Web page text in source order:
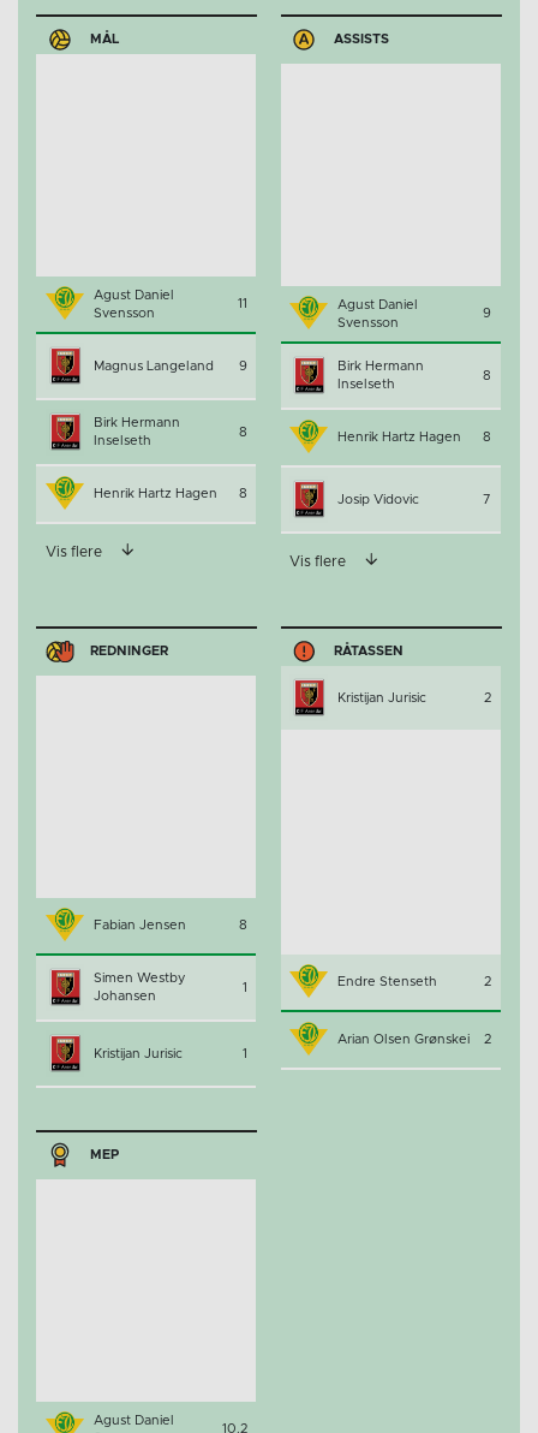
MÅL
Agust Daniel
Svensson
11
Magnus Langeland 9
Birk Hermann
Inselseth
8
Henrik Hartz Hagen 8
Vis flere
ASSISTS
Agust Daniel
Svensson
9
Birk Hermann
Inselseth
8
Henrik Hartz Hagen 8
Josip Vidovic 7
Vis flere
REDNINGER
Fabian Jensen 8
Simen Westby
Johansen
1
Kristijan Jurisic 1
RÅTASSEN
Kristijan Jurisic 2
Endre Stenseth 2
Arian Olsen Grønskei 2
MEP
Agust Daniel
10.2